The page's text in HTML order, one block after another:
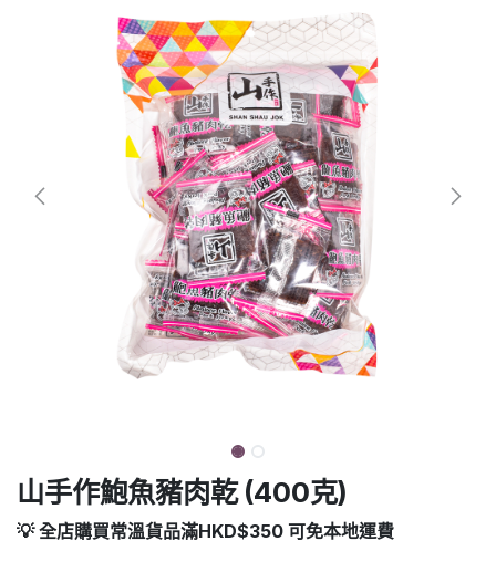
山手作鮑魚豬肉乾 (400克)
💡 全店購買常溫貨品滿HKD$350 可免本地運費